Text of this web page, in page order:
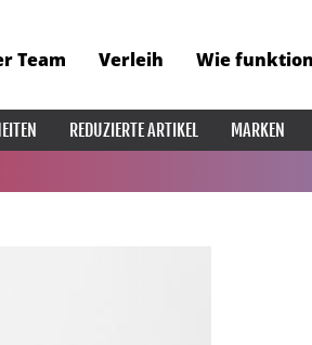
Team Verleih Wie
REDUZIERTE ARTIKEL
MARKEN